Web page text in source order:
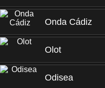
Onda Cádiz
Olot
Odisea